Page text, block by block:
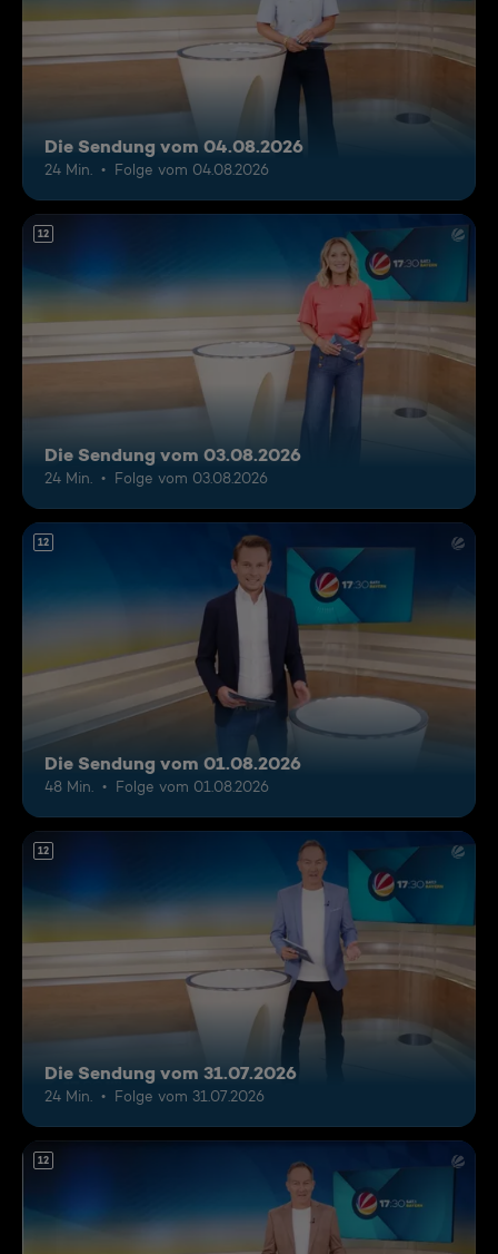
Die Sendung vom 04.08.2026
24 Min. Folge vom 04.08.2026
12
Die Sendung vom 03.08.2026
24 Min. Folge vom 03.08.2026
12
Die Sendung vom 01.08.2026
48 Min. Folge vom 01.08.2026
12
Die Sendung vom 31.07.2026
24 Min. Folge vom 31.07.2026
12